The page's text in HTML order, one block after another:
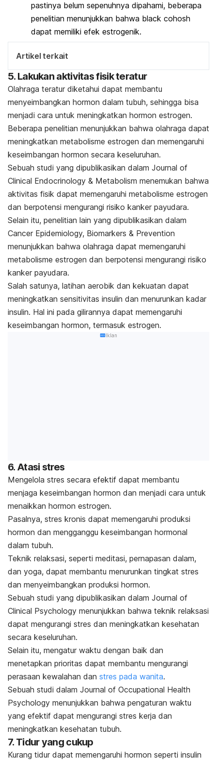
pastinya belum sepenuhnya dipahami, beberapa
penelitian menunjukkan bahwa black cohosh
dapat memiliki efek estrogenik.
Artikel terkait
5. Lakukan aktivitas fisik teratur
Olahraga teratur diketahui dapat membantu
menyeimbangkan hormon dalam tubuh, sehingga bisa
menjadi cara untuk meningkatkan hormon estrogen.
Beberapa penelitian menunjukkan bahwa olahraga dapat
meningkatkan metabolisme estrogen dan memengaruhi
keseimbangan hormon secara keseluruhan.
Sebuah studi yang dipublikasikan dalam Journal of
Clinical Endocrinology & Metabolism menemukan bahwa
aktivitas fisik dapat memengaruhi metabolisme estrogen
dan berpotensi mengurangi risiko kanker payudara.
Selain itu, penelitian lain yang dipublikasikan dalam
Cancer Epidemiology, Biomarkers & Prevention
menunjukkan bahwa olahraga dapat memengaruhi
metabolisme estrogen dan berpotensi mengurangi risiko
kanker payudara.
Salah satunya, latihan aerobik dan kekuatan dapat
meningkatkan sensitivitas insulin dan menurunkan kadar
insulin. Hal ini pada gilirannya dapat memengaruhi
keseimbangan hormon, termasuk estrogen.
Iklan
6. Atasi stres
Mengelola stres secara efektif dapat membantu
menjaga keseimbangan hormon dan menjadi cara untuk
menaikkan hormon estrogen.
Pasalnya, stres kronis dapat memengaruhi produksi
hormon dan mengganggu keseimbangan hormonal
dalam tubuh.
Teknik relaksasi, seperti meditasi, pernapasan dalam,
dan yoga, dapat membantu menurunkan tingkat stres
dan menyeimbangkan produksi hormon.
Sebuah studi yang dipublikasikan dalam Journal of
Clinical Psychology menunjukkan bahwa teknik relaksasi
dapat mengurangi stres dan meningkatkan kesehatan
secara keseluruhan.
Selain itu, mengatur waktu dengan baik dan
menetapkan prioritas dapat membantu mengurangi
perasaan kewalahan dan stres pada wanita.
Sebuah studi dalam Journal of Occupational Health
Psychology menunjukkan bahwa pengaturan waktu
yang efektif dapat mengurangi stres kerja dan
meningkatkan kesehatan tubuh.
7. Tidur yang cukup
Kurang tidur dapat memengaruhi hormon seperti insulin